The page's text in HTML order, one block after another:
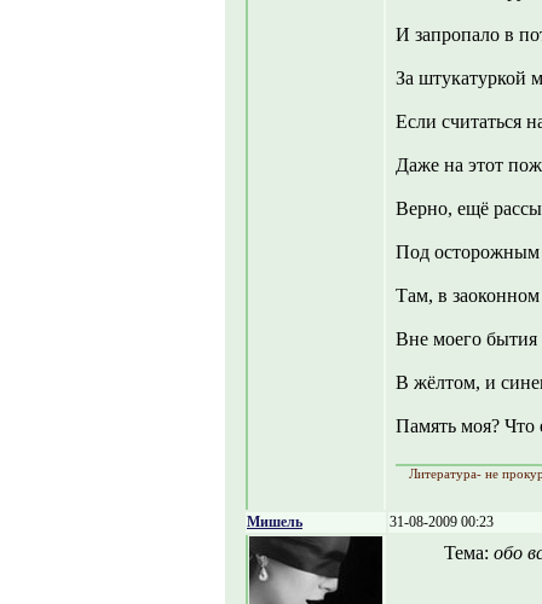
И запропало в
За штукатуркой
Если считаться
Даже на этот
Верно, ещё
Под осторожным
Там, в
Вне моего
В жёлтом, и
Память моя? Что
Литература- не
Мишель 31-08-2009 00:23
Тема: обо